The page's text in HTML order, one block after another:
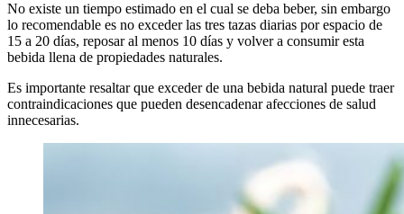
No existe un tiempo estimado en el cual se deba beber, sin embargo
lo recomendable es no exceder las tres tazas diarias por espacio de
15 a 20 días, reposar al menos 10 días y volver a consumir esta
bebida llena de propiedades naturales.
Es importante resaltar que exceder de una bebida natural puede traer
contraindicaciones que pueden desencadenar afecciones de salud
innecesarias.